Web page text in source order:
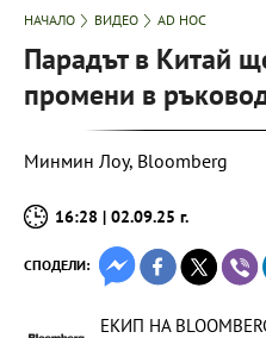
НАЧАЛО ВИДЕО AD HOC
Парадът в Китай
промени в
Минмин Лоу, Bloomberg
16:28 | 02.09.25 г.
СПОДЕЛИ:
ЕКИП НА